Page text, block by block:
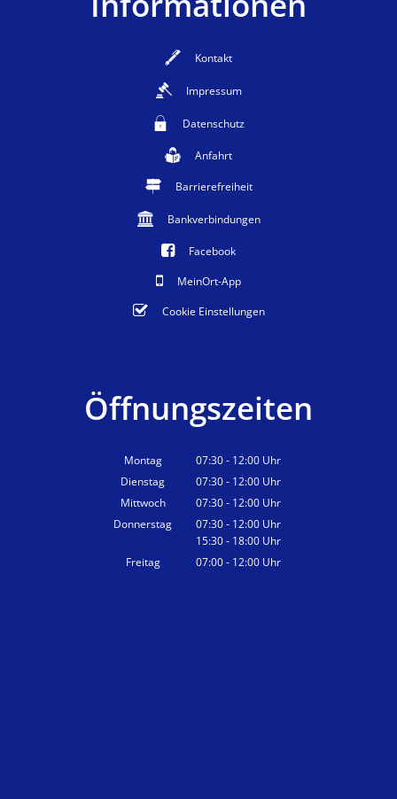
Kontakt
Impressum
Datenschutz
Anfahrt
Barrierefreiheit
Bankverbindungen
Facebook
MeinOrt-App
Cookie Einstellungen
Öffnungszeiten
Montag 07:30- 12:00 Uhr
Von 07:30 bis 12:00 Uhr
Dienstag 07:30- 12:00 Uhr
Von 07:30 bis 12:00 Uhr
Mittwoch 07:30- 12:00 Uhr
Von 07:30 bis 12:00 Uhr
Donnerstag 07:30- 12:00 Uhr
Von 07:30 bis 12:00 Uhr
15:30- 18:00 Uhr
Von 15:30 bis 18:00 Uhr
Freitag 07:00- 12:00 Uhr